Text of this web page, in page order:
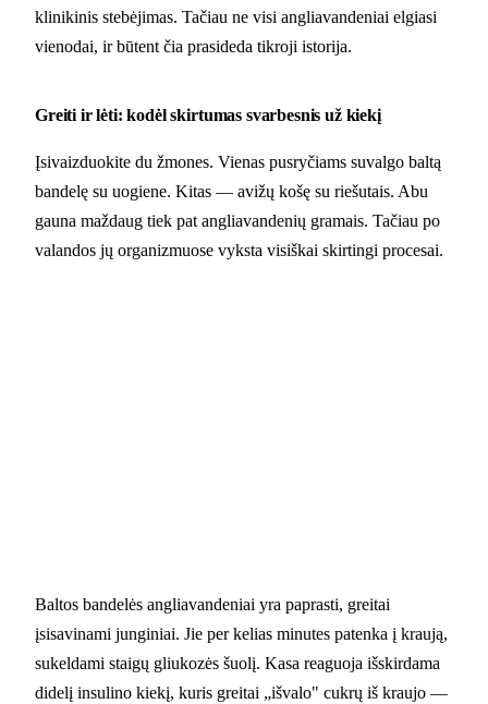
klinikinis stebėjimas. Tačiau ne visi angliavandeniai elgiasi
vienodai, ir būtent čia prasideda tikroji istorija.
Greiti ir lėti: kodėl skirtumas svarbesnis už kiekį
Įsivaizduokite du žmones. Vienas pusryčiams suvalgo baltą
bandelę su uogiene. Kitas — avižų košę su riešutais. Abu
gauna maždaug tiek pat angliavandenių gramais. Tačiau po
valandos jų organizmuose vyksta visiškai skirtingi procesai.
Baltos bandelės angliavandeniai yra paprasti, greitai
įsisavinami junginiai. Jie per kelias minutes patenka į kraują,
sukeldami staigų gliukozės šuolį. Kasa reaguoja išskirdama
didelį insulino kiekį, kuris greitai „išvalo" cukrų iš kraujo —